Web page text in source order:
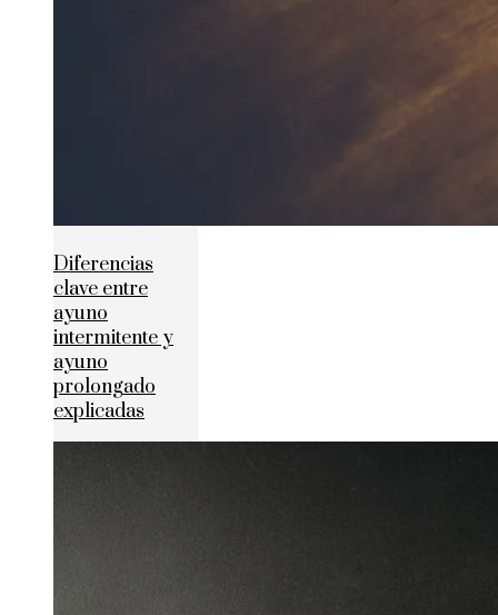
Diferencias
clave entre
ayuno
intermitente y
ayuno
prolongado
explicadas